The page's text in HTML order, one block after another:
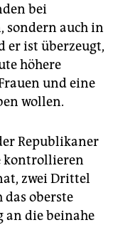
bei
sondern auch in
er ist überzeugt,
höhere
und eine
wollen.
Republikaner
kontrollieren
zwei Drittel
das oberste
an die beinahe